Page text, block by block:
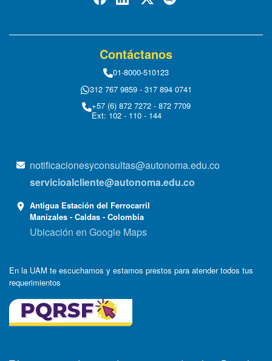
Contáctanos
01-8000-510123
312 767 9859 - 317 894 0741
+57 (6) 872 7272 - 872 7709
Ext: 102 - 110 - 144
notificacionesyconsultas@autonoma.edu.co
servicioalcliente@autonoma.edu.co
Antigua Estación del Ferrocarril
Manizales - Caldas - Colombia
Ubicación en Google Maps
En la UAM te escuchamos y estamos prestos para atender todos tus
requerimientos